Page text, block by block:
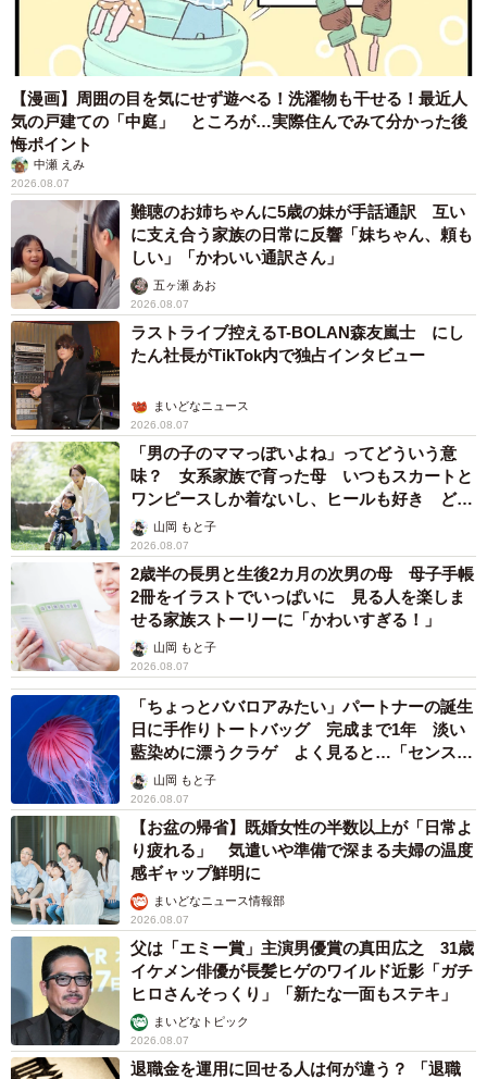
【漫画】周囲の目を気にせず遊べる！洗濯物も干せる！最近人
気の戸建ての「中庭」 ところが…実際住んでみて分かった後
悔ポイント
中瀬 えみ
2026.08.07
難聴のお姉ちゃんに5歳の妹が手話通訳 互い
に支え合う家族の日常に反響「妹ちゃん、頼も
しい」「かわいい通訳さん」
五ヶ瀬 あお
2026.08.07
ラストライブ控えるT-BOLAN森友嵐士 にし
たん社長がTikTok内で独占インタビュー
まいどなニュース
2026.08.07
「男の子のママっぽいよね」ってどういう意
味？ 女系家族で育った母 いつもスカートと
ワンピースしか着ないし、ヒールも好き どの
へんが…
山岡 もと子
2026.08.07
2歳半の長男と生後2カ月の次男の母 母子手帳
2冊をイラストでいっぱいに 見る人を楽しま
せる家族ストーリーに「かわいすぎる！」
山岡 もと子
2026.08.07
「ちょっとババロアみたい」パートナーの誕生
日に手作りトートバッグ 完成まで1年 淡い
藍染めに漂うクラゲ よく見ると…「センスす
ごい」山岡 もと子
2026.08.07
【お盆の帰省】既婚女性の半数以上が「日常よ
り疲れる」 気遣いや準備で深まる夫婦の温度
感ギャップ鮮明に
まいどなニュース情報部
2026.08.07
父は「エミー賞」主演男優賞の真田広之 31歳
イケメン俳優が長髪ヒゲのワイルド近影「ガチ
ヒロさんそっくり」「新たな一面もステキ」
まいどなトピック
2026.08.07
退職金を運用に回せる人は何が違う？ 「退職